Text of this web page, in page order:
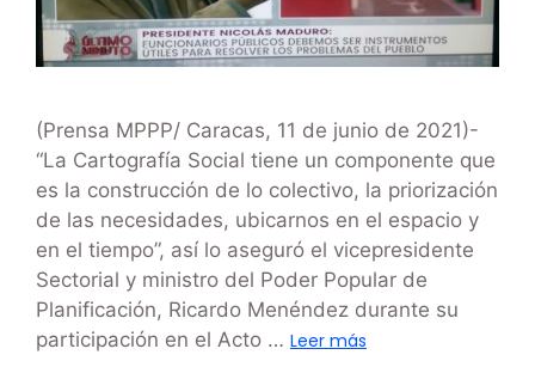
(Prensa MPPP/ Caracas, 11 de junio de 2021)-
“La Cartografía Social tiene un componente que
es la construcción de lo colectivo, la priorización
de las necesidades, ubicarnos en el espacio y
en el tiempo”, así lo aseguró el vicepresidente
Sectorial y ministro del Poder Popular de
Planificación, Ricardo Menéndez durante su
participación en el Acto … Leer más